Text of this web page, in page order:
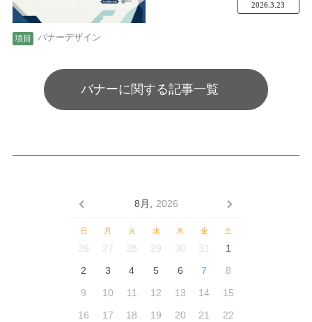
バナーデザイン
2026.3.23
バナーに関する記事一覧
8月, 2026
日 月 火 水 木 金 土
26 27 28 29 30 31
1
2
3 4 5 6 7
8
9
10 11 12 13 14
15
16
17 18 19 20 21 22